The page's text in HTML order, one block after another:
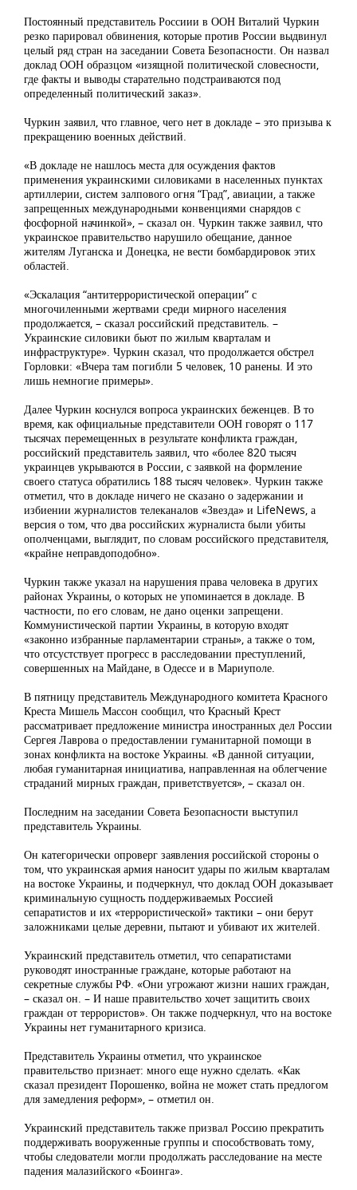
Постоянный представитель Россиии в ООН Виталий Чуркин
резко парировал обвинения, которые против России выдвинул
целый ряд стран на заседании Совета Безопасности. Он назвал
доклад ООН образцом «изящной политической словесности,
где факты и выводы старательно подстраиваются под
определенный политический заказ».
Чуркин заявил, что главное, чего нет в докладе – это призыва к
прекращению военных действий.
«В докладе не нашлось места для осуждения фактов
применения украинскими силовиками в населенных пунктах
артиллерии, систем залпового огня “Град”, авиации, а также
запрещенных международными конвенциями снарядов с
фосфорной начинкой», – сказал он. Чуркин также заявил, что
украинское правительство нарушило обещание, данное
жителям Луганска и Донецка, не вести бомбардировок этих
областей.
«Эскалация “антитеррористической операции” с
многочиленными жертвами среди мирного населения
продолжается, – сказал российский представитель. –
Украинские силовики бьют по жилым кварталам и
инфраструктуре». Чуркин сказал, что продолжается обстрел
Горловки: «Вчера там погибли 5 человек, 10 ранены. И это
лишь немногие примеры».
Далее Чуркин коснулся вопроса украинских беженцев. В то
время, как официальные представители ООН говорят о 117
тысячах перемещенных в результате конфликта граждан,
российский представитель заявил, что «более 820 тысяч
украинцев укрываются в России, с заявкой на формление
своего статуса обратились 188 тысяч человек». Чуркин также
отметил, что в докладе ничего не сказано о задержании и
избиении журналистов телеканалов «Звезда» и LifeNews, а
версия о том, что два российских журналиста были убиты
ополченцами, выглядит, по словам российского представителя,
«крайне неправдоподобно».
Чуркин также указал на нарушения права человека в других
районах Украины, о которых не упоминается в докладе. В
частности, по его словам, не дано оценки запрещени.
Коммунистической партии Украины, в которую входят
«законно избранные парламентарии страны», а также о том,
что отсустствует прогресс в расследовании преступлений,
совершенных на Майдане, в Одессе и в Мариуполе.
В пятницу представитель Международного комитета Красного
Креста Мишель Массон сообщил, что Красный Крест
рассматривает предложение министра иностранных дел России
Сергея Лаврова о предоставлении гуманитарной помощи в
зонах конфликта на востоке Украины. «В данной ситуации,
любая гуманитарная инициатива, направленная на облегчение
страданий мирных граждан, приветствуется», – сказал он.
Последним на заседании Совета Безопасности выступил
представитель Украины.
Он категорически опроверг заявления российской стороны о
том, что украинская армия наносит удары по жилым кварталам
на востоке Украины, и подчеркнул, что доклад ООН доказывает
криминальную сущность поддерживаемых Россией
сепаратистов и их «террористической» тактики – они берут
заложниками целые деревни, пытают и убивают их жителей.
Украинский представитель отметил, что сепаратистами
руководят иностранные граждане, которые работают на
секретные службы РФ. «Они угрожают жизни наших граждан,
– сказал он. – И наше правительство хочет защитить своих
граждан от террористов». Он также подчеркнул, что на востоке
Украины нет гуманитарного кризиса.
Представитель Украины отметил, что украинское
правительство признает: много еще нужно сделать. «Как
сказал президент Порошенко, война не может стать предлогом
для замедления реформ», – отметил он.
Украинский представитель также призвал Россию прекратить
поддерживать вооруженные группы и способствовать тому,
чтобы следователи могли продолжать расследование на месте
падения малазийского «Боинга».